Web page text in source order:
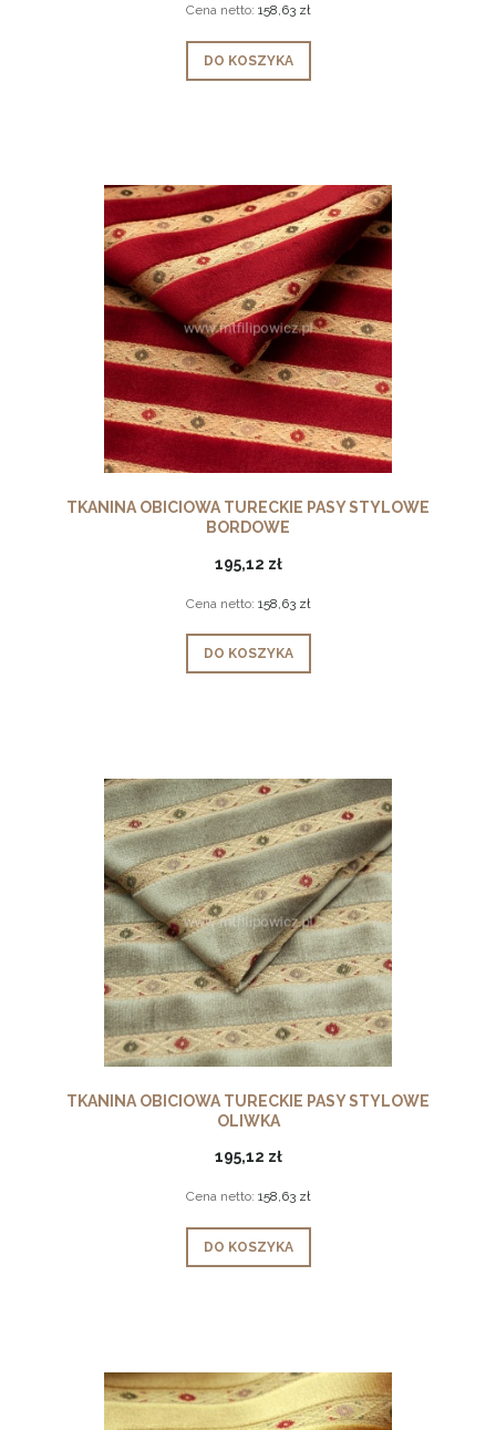
Cena netto: 158,63 zł
DO KOSZYKA
TKANINA OBICIOWA TURECKIE PASY STYLOWE
BORDOWE
195,12 zł
Cena netto: 158,63 zł
DO KOSZYKA
TKANINA OBICIOWA TURECKIE PASY STYLOWE
OLIWKA
195,12 zł
Cena netto: 158,63 zł
DO KOSZYKA